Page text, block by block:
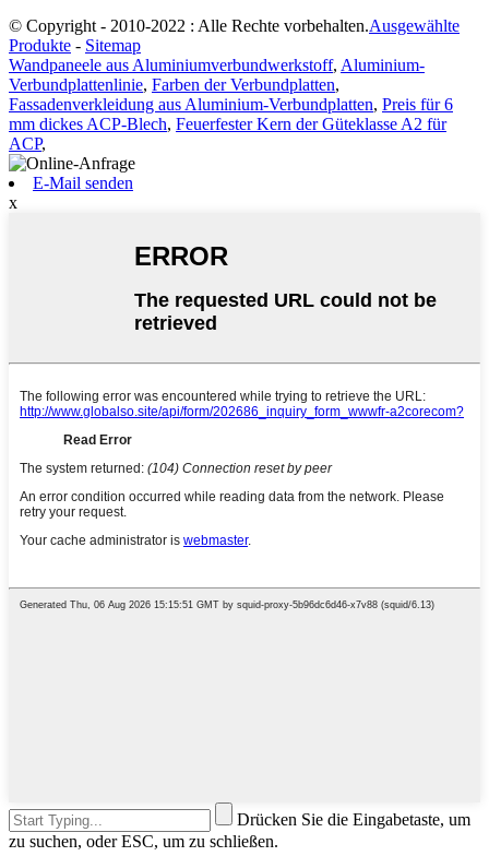
© Copyright - 2010-2022 : Alle Rechte vorbehalten.Ausgewählte
Produkte - Sitemap
Wandpaneele aus Aluminiumverbundwerkstoff, Aluminium-
Verbundplattenlinie, Farben der Verbundplatten,
Fassadenverkleidung aus Aluminium-Verbundplatten, Preis für 6
mm dickes ACP-Blech, Feuerfester Kern der Güteklasse A2 für
ACP,
E-Mail senden
x
Drücken Sie die Eingabetaste, um
zu suchen, oder ESC, um zu schließen.